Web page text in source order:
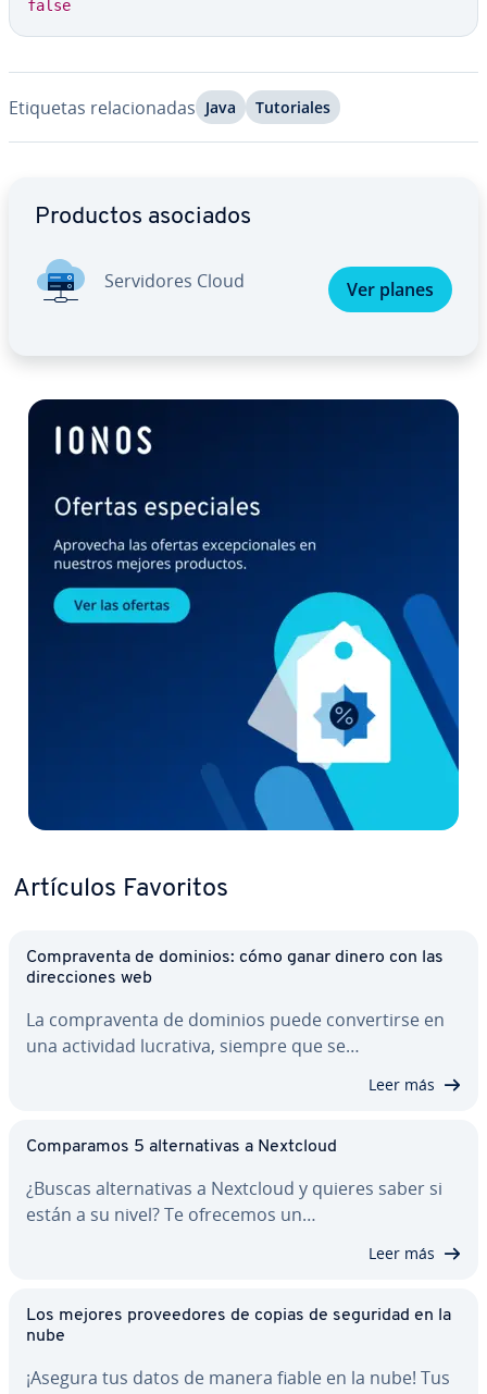
false
Etiquetas re­la­cio­na­das Java Tu­to­ria­les
Productos asociados
Se­r­vi­do­res Cloud Ver planes
Artículos Favoritos
Co­m­pra­ve­n­ta de dominios: cómo ganar dinero con las
di­re­c­cio­nes web
La co­m­pra­ve­n­ta de dominios puede co­n­ve­r­ti­r­se en
una actividad lucrativa, siempre que se…
Leer más
Co­m­pa­ra­mos 5 al­te­r­na­ti­vas a Nextcloud
¿Buscas al­te­r­na­ti­vas a Nextcloud y quieres saber si
están a su nivel? Te ofrecemos un…
Leer más
Los mejores pro­vee­do­res de copias de seguridad en la
nube
¡Asegura tus datos de manera fiable en la nube! Tus